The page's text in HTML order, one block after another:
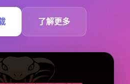
了解更多